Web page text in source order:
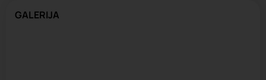
GALERIJA